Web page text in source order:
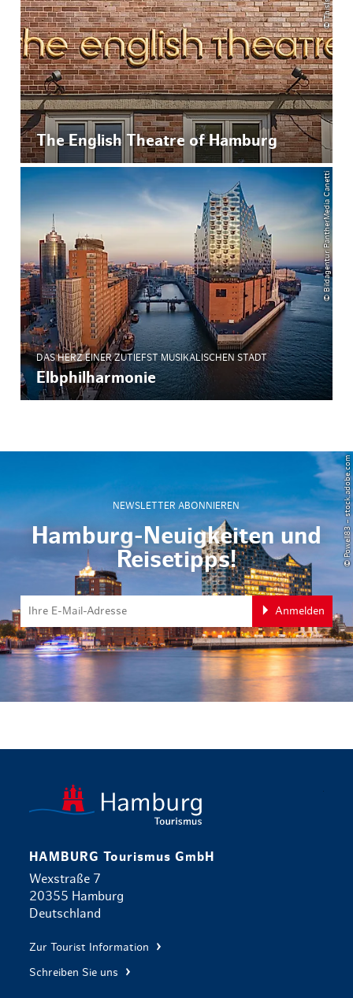
The English Theatre of Hamburg
© Bildagentur PantherMedia Canetti
DAS HERZ EINER ZUTIEFST MUSIKALISCHEN STADT
Elbphilharmonie
NEWSLETTER ABONNIEREN
Hamburg-Neuigkeiten und
Reisetipps!
Anmelden
© Powell83 – stock.adobe.com
HAMBURG Tourismus GmbH
Wexstraße 7
20355 Hamburg
Deutschland
Zur Tourist Information
Schreiben Sie uns